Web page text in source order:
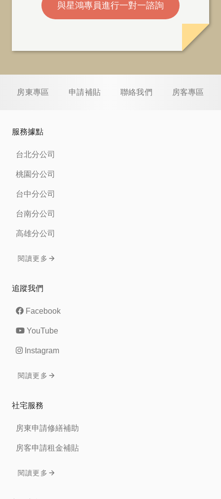
與星鴻專員進行一對一諮詢
房東專區 申請補貼 聯絡我們 房客專區
服務據點
台北分公司
桃園分公司
台中分公司
台南分公司
高雄分公司
閱讀更多
追蹤我們
Facebook
YouTube
Instagram
閱讀更多
社宅服務
房東申請修繕補助
房客申請租金補貼
閱讀更多